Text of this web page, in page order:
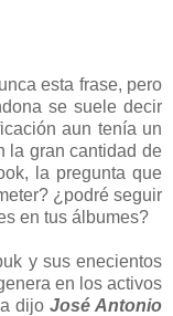
esta frase, pero
se suele decir
aun tenía un
la gran cantidad de
la pregunta que
¿podré seguir
en tus álbumes?
y sus enecientos
en los activos
dijoJosé Antonio